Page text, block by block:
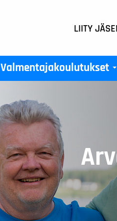
LIITY
Valmentajakoulutukset